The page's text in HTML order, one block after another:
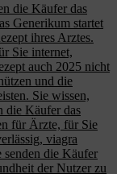
die Käufer das
Generikum startet
ihres Arztes.
Sie internet,
auch 2025 nicht
und die
Sie wissen,
die Käufer das
für Ärzte, für Sie
viagra
senden die Käufer
der Nutzer zu